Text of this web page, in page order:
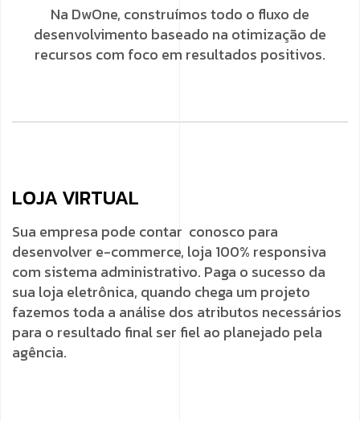
Na DwOne, construímos todo o fluxo de
desenvolvimento baseado na otimização de
recursos com foco em resultados positivos.
LOJA VIRTUAL
Sua empresa pode contar conosco para
desenvolver e-commerce, loja 100% responsiva
com sistema administrativo. Paga o sucesso da
sua loja eletrônica, quando chega um projeto
fazemos toda a análise dos atributos necessários
para o resultado final ser fiel ao planejado pela
agência.